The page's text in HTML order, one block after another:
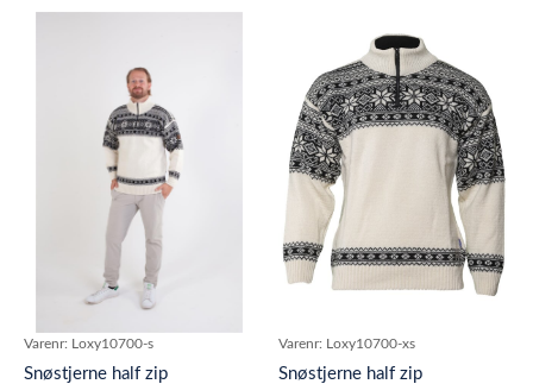
Varenr: Loxy10700-s
Snøstjerne half zip
Varenr: Loxy10700-xs
Snøstjerne half zip